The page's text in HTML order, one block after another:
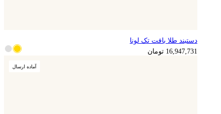
4,236,933 تومان
دستبند طلا بافت تک لونا
16,947,731 تومان
آماده ارسال